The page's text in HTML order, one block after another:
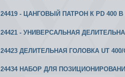
24419 - ЦАНГОВЫЙ ПАТРОН К PD 400
24421 - УНИВЕРСАЛЬНАЯ
24423 ДЕЛИТЕЛЬНАЯ ГОЛОВКА UT 400/
24434 НАБОР ДЛЯ